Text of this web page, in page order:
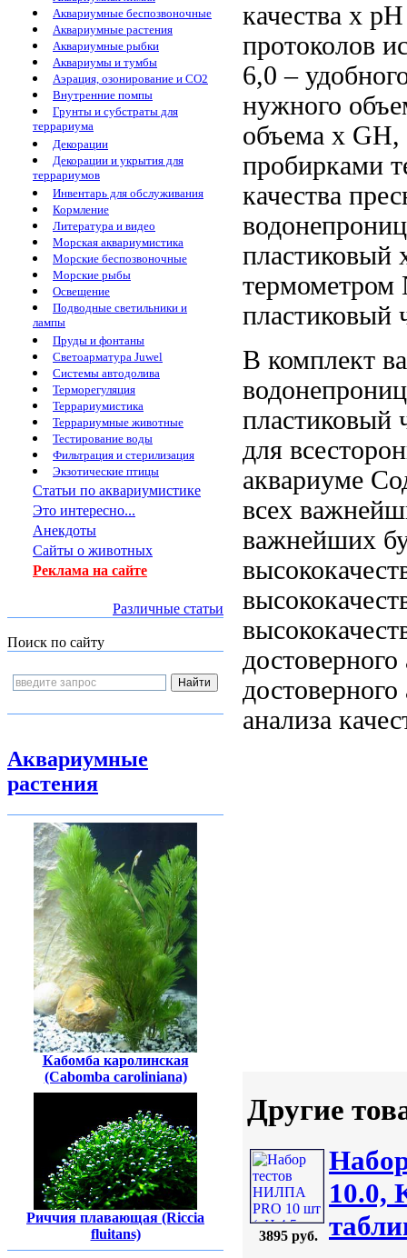
Аквариумные беспозвоночные
Аквариумные растения
Аквариумные рыбки
Аквариумы и тумбы
Аэрация, озонирование и CO2
Внутренние помпы
Грунты и субстраты для
террариума
Декорации
Декорации и укрытия для
террариумов
Инвентарь для обслуживания
Кормление
Литература и видео
Морская аквариумистика
Морские беспозвоночные
Морские рыбы
Освещение
Подводные светильники и
лампы
Пруды и фонтаны
Светоарматура Juwel
Системы автодолива
Терморегуляция
Террариумистика
Террариумные животные
Тестирование воды
Фильтрация и стерилизация
Экзотические птицы
Статьи по аквариумистике
Это интересно...
Анекдоты
Сайты о животных
Реклама на сайте
Различные статьи
Поиск по сайту
Аквариумные
растения
Кабомба каролинская
(Cabomba caroliniana)
Риччия плавающая (Riccia
fluitans)
качества х
протоколов
6,0 –
нужного
объема х GH,
пробирками
качества
пластиковый
термометром
пластиковый
В комплект
пластиковый
для
аквариуме
всех
важнейших
достоверного
достоверного
анализа
Другие
3895 руб.
10.0,